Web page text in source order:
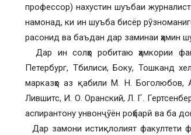
профессор) нахустин шуъбаи
намонад, ки ин шуъба бисёр
расонид ва баъдан дар заминаи ҳамин
Дар ин солҳо робитаю ҳамкории
Петербург, Тбилиси, Боку, Тошканд
марказҳо аз қабили М. Н.
Лившитс, И. О. Оранский, Л. Г.
аспирантону унвонҷӯён роҳбарӣ ва ба
Дар замони истиқлолият факултети